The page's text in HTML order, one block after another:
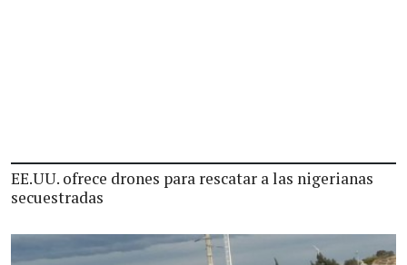
EE.UU. ofrece drones para rescatar a las nigerianas
secuestradas